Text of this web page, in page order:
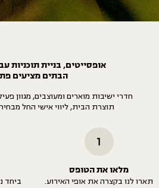
אופסייטים, בניית תוכניות
הבתים מציעים
חדרי ישיבות מוארים ומעוצבים, מגוון
תוצרת הבית, ליווי אישי החל
1
מלאו את הטופס
תארו לנו בקצרה את אופי האירוע. ביחד